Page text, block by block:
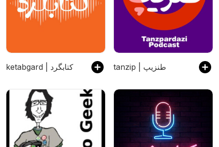
ketabgard | کتابگرد tanzip | طنزیپ